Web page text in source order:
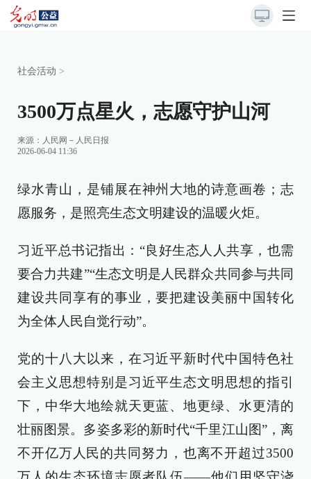
社会活动 >
3500万点星火，志愿守护山河
来源： 人民网－人民日报
2026-06-04 11:36
绿水青山，是铺展在神州大地的诗意画卷；志
愿服务，是照亮生态文明建设的温暖火炬。
习近平总书记指出：“良好生态人人共享，也需
要合力共建”“生态文明是人民群众共同参与共同
建设共同享有的事业，要把建设美丽中国转化
为全体人民自觉行动”。
党的十八大以来，在习近平新时代中国特色社
会主义思想特别是习近平生态文明思想的指引
下，中华大地绘就天更蓝、地更绿、水更清的
壮丽图景。多姿多彩的新时代“千里江山图”，离
不开亿万人民的共同努力，也离不开超过3500